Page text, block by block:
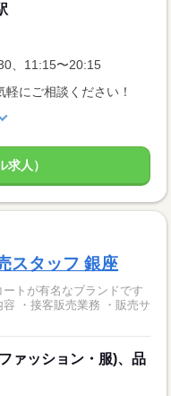
、11:15〜20:15
にご相談ください！
求人）
スタッフ 銀座
トが有名なブランドです
・接客販売業務 ・販売サ
ァッション・服)、品